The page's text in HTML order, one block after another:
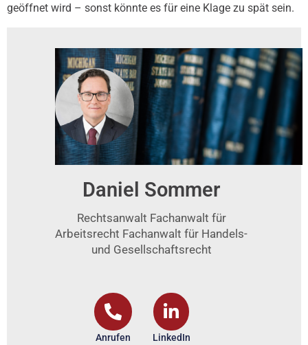
geöffnet wird – sonst könnte es für eine Klage zu spät sein.
Daniel Sommer
Rechtsanwalt Fachanwalt für
Arbeitsrecht Fachanwalt für Handels-
und Gesellschaftsrecht
Anrufen LinkedIn